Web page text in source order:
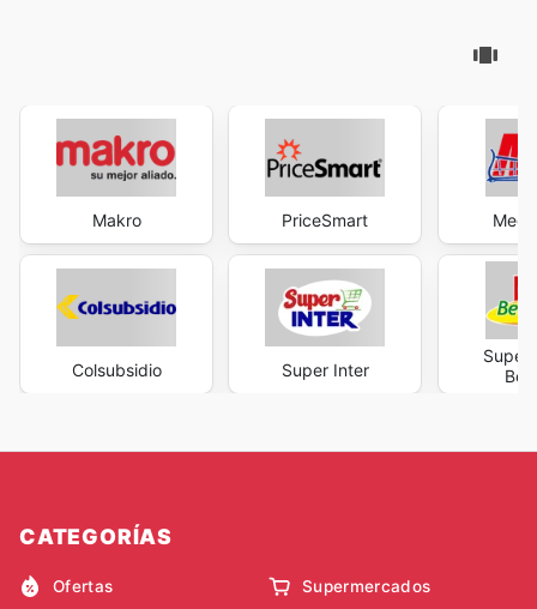
Makro
Colsubsidio
PriceSmart
Super Inter
CATEGORÍAS
Ofertas Supermercados